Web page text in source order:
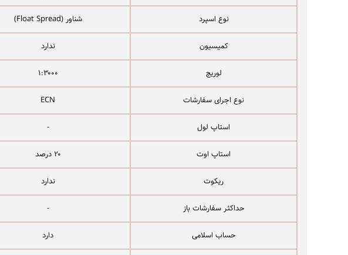
نوع اسپرد شناور (Float Spread)
کمیسیون ندارد
لوریج ۱:۳۰۰۰
نوع اجرای سفارشات ECN
استاپ لول -
استاپ اوت ۲۰ درصد
ریکوت‌ ندارد
حداکثر سفارشات باز -
حساب اسلامی دارد